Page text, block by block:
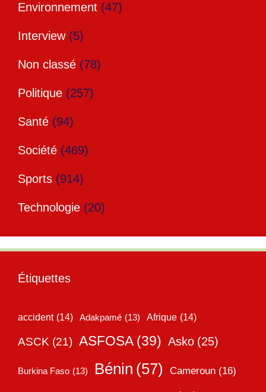
Environnement (47)
Interview(5)
Non classé (78)
Politique (257)
Santé (94)
Société (469)
Sports (914)
Technologie (20)
Étiquettes
accident (14) Adakpamé (13) Afrique (14)
ASCK (21) ASFOSA (39) Asko (25)
Burkina Faso (13) Bénin (57) Cameroun (16)